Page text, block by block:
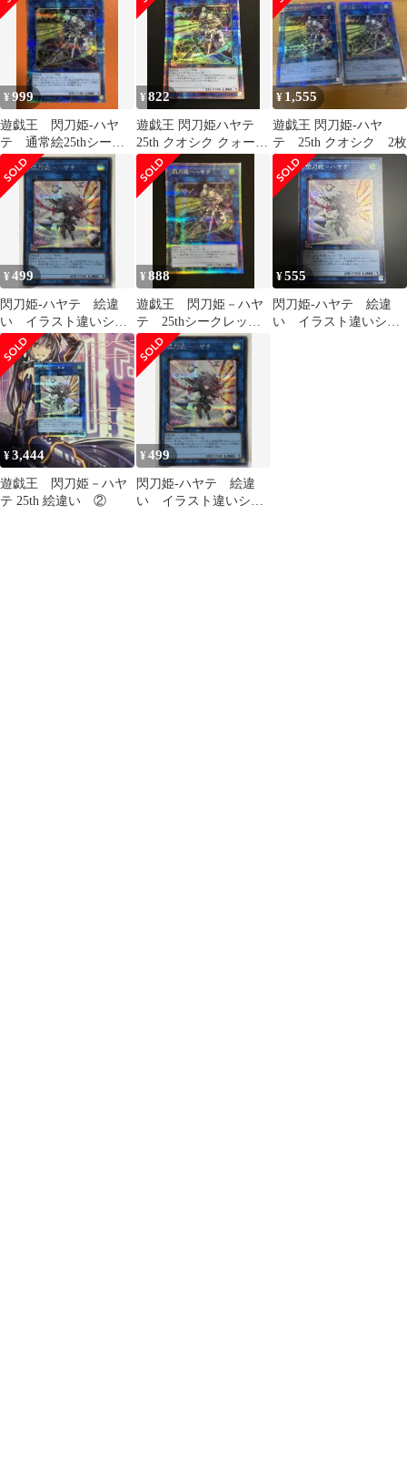
¥999
遊戯王 閃刀姫-ハヤ
テ 通常絵25thシーク
レットレア1枚
¥822
遊戯王 閃刀姫ハヤテ
25th クオシク クォータ
ーセンチュリー QCAC
¥ 1,555
遊戯王 閃刀姫-ハヤ
テ 25th クオシク 2枚
¥499
閃刀姫-ハヤテ 絵違
い イラスト違いシー
クレット 遊戯王
¥888
遊戯王 閃刀姫－ハヤ
テ 25thシークレッ
ト クオシク QCAC
¥555
閃刀姫-ハヤテ 絵違
い イラスト違いシー
¥3,444
遊戯王 閃刀姫－ハヤ
テ 25th 絵違い ②
¥499
閃刀姫-ハヤテ 絵違
い イラスト違いシー